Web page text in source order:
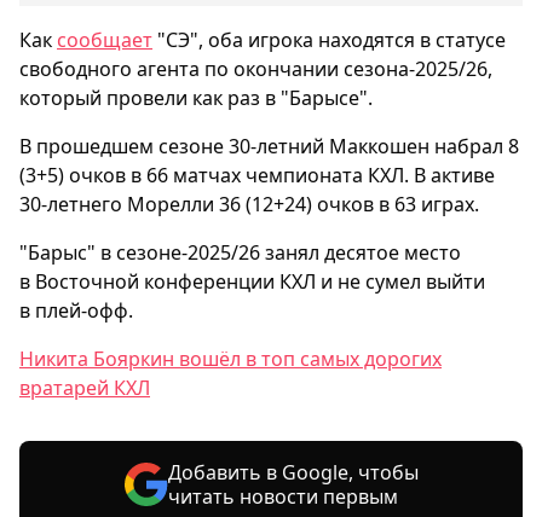
Как сообщает "СЭ", оба игрока находятся в статусе
свободного агента по окончании сезона-2025/26,
который провели как раз в "Барысе".
В прошедшем сезоне 30-летний Маккошен набрал 8
(3+5) очков в 66 матчах чемпионата КХЛ. В активе
30-летнего Морелли 36 (12+24) очков в 63 играх.
"Барыс" в сезоне-2025/26 занял десятое место
в Восточной конференции КХЛ и не сумел выйти
в плей-офф.
Никита Бояркин вошёл в топ самых дорогих
вратарей КХЛ
Добавить в Google, чтобы
читать новости первым